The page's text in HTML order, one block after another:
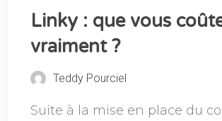
Linky : que vous
vraiment ?
Teddy Pourciel
Suite à la mise en place du